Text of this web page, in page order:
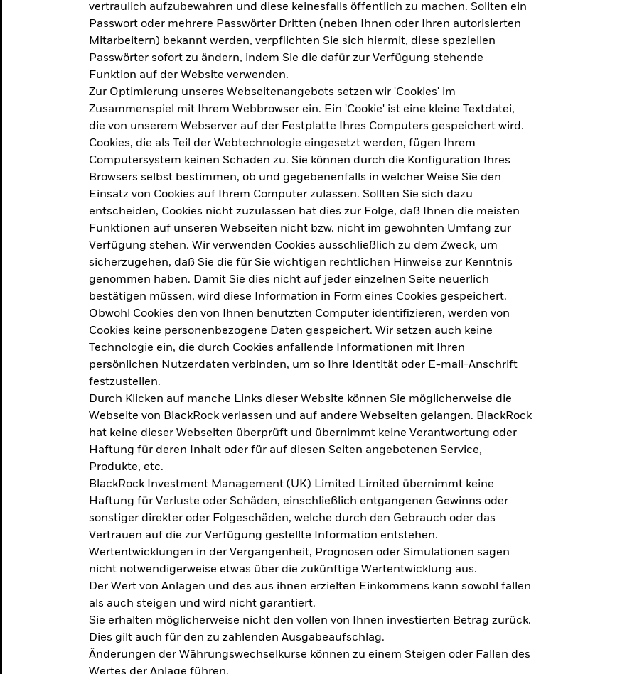
Die
in
das am
verfolgt das
demografische und
Vorschläge, um das
Den Bericht für Deutschland herunterladen
Den Bericht für Europa herunterladen
vertraulich aufzubewahren und diese keinesfalls öffentlich zu machen. Sollten ein
Passwort oder mehrere Passwörter Dritten (neben Ihnen oder Ihren autorisierten
Mitarbeitern) bekannt werden, verpflichten Sie sich hiermit, diese speziellen
Passwörter sofort zu ändern, indem Sie die dafür zur Verfügung stehende
Funktion auf der Website verwenden.
Zur Optimierung unseres Webseitenangebots setzen wir 'Cookies' im
Zusammenspiel mit Ihrem Webbrowser ein. Ein 'Cookie' ist eine kleine Textdatei,
die von unserem Webserver auf der Festplatte Ihres Computers gespeichert wird.
Cookies, die als Teil der Webtechnologie eingesetzt werden, fügen Ihrem
Computersystem keinen Schaden zu. Sie können durch die Konfiguration Ihres
Browsers selbst bestimmen, ob und gegebenenfalls in welcher Weise Sie den
Einsatz von Cookies auf Ihrem Computer zulassen. Sollten Sie sich dazu
entscheiden, Cookies nicht zuzulassen hat dies zur Folge, daß Ihnen die meisten
Funktionen auf unseren Webseiten nicht bzw. nicht im gewohnten Umfang zur
Verfügung stehen. Wir verwenden Cookies ausschließlich zu dem Zweck, um
sicherzugehen, daß Sie die für Sie wichtigen rechtlichen Hinweise zur Kenntnis
genommen haben. Damit Sie dies nicht auf jeder einzelnen Seite neuerlich
bestätigen müssen, wird diese Information in Form eines Cookies gespeichert.
Obwohl Cookies den von Ihnen benutzten Computer identifizieren, werden von
Cookies keine personenbezogene Daten gespeichert. Wir setzen auch keine
Technologie ein, die durch Cookies anfallende Informationen mit Ihren
persönlichen Nutzerdaten verbinden, um so Ihre Identität oder E-mail-Anschrift
festzustellen.
Durch Klicken auf manche Links dieser Website können Sie möglicherweise die
Webseite von BlackRock verlassen und auf andere Webseiten gelangen. BlackRock
hat keine dieser Webseiten überprüft und übernimmt keine Verantwortung oder
Haftung für deren Inhalt oder für auf diesen Seiten angebotenen Service,
Produkte, etc.
BlackRock Investment Management (UK) Limited Limited übernimmt keine
Haftung für Verluste oder Schäden, einschließlich entgangenen Gewinns oder
sonstiger direkter oder Folgeschäden, welche durch den Gebrauch oder das
Vertrauen auf die zur Verfügung gestellte Information entstehen.
Wertentwicklungen in der Vergangenheit, Prognosen oder Simulationen sagen
nicht notwendigerweise etwas über die zukünftige Wertentwicklung aus.
Der Wert von Anlagen und des aus ihnen erzielten Einkommens kann sowohl fallen
als auch steigen und wird nicht garantiert.
Sie erhalten möglicherweise nicht den vollen von Ihnen investierten Betrag zurück.
Dies gilt auch für den zu zahlenden Ausgabeaufschlag.
Änderungen der Währungswechselkurse können zu einem Steigen oder Fallen des